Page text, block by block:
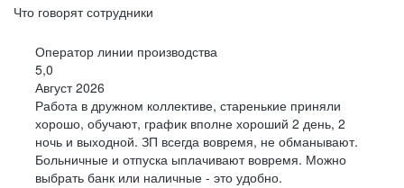
комнатой, кинозалом и всем необходимым для
Что говорят сотрудники
Оператор линии производства
5,0
Август 2026
Работа в дружном коллективе, старенькие приняли
хорошо, обучают, график вполне хороший 2 день, 2
ночь и выходной. ЗП всегда вовремя, не обманывают.
Больничные и отпуска ыплачивают вовремя. Можно
выбрать банк или наличные - это удобно.